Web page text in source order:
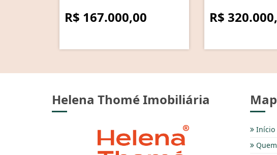
R$ 167.000,00 R$
Helena Thomé Imobiliária
Início